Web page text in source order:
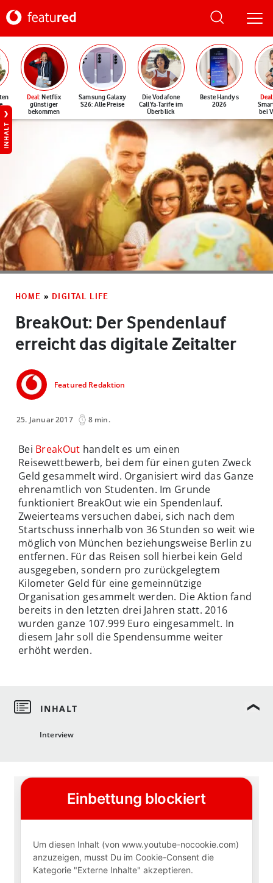
Deal: Netflix
günstiger
bekommen
Samsung Galaxy
S26: Alle Preise
Die Vodafone
CallYa-Tarife im
Überblick
Beste Handys
2026
Deal
bei
INHALT
HOME » DIGITAL LIFE
BreakOut: Der Spendenlauf
erreicht das digitale Zeitalter
Featured Redaktion
25. Januar 2017 8 min.
Interview
Bei BreakOut handelt es um einen
Reisewettbewerb, bei dem für einen guten Zweck
Geld gesammelt wird. Organisiert wird das Ganze
ehrenamtlich von Studenten. Im Grunde
funktioniert BreakOut wie ein Spendenlauf.
Zweierteams versuchen dabei, sich nach dem
Startschuss innerhalb von 36 Stunden so weit wie
möglich von München beziehungsweise Berlin zu
entfernen. Für das Reisen soll hierbei kein Geld
ausgegeben, sondern pro zurückgelegtem
Kilometer Geld für eine gemeinnützige
Organisation gesammelt werden. Die Aktion fand
bereits in den letzten drei Jahren statt. 2016
wurden ganze 107.999 Euro eingesammelt. In
diesem Jahr soll die Spendensumme weiter
erhöht werden.